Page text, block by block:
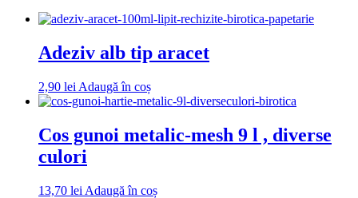
Adeziv alb tip aracet
2,90 lei Adaugă în coș
Cos gunoi metalic-mesh 9 l , diverse
culori
13,70 lei Adaugă în coș